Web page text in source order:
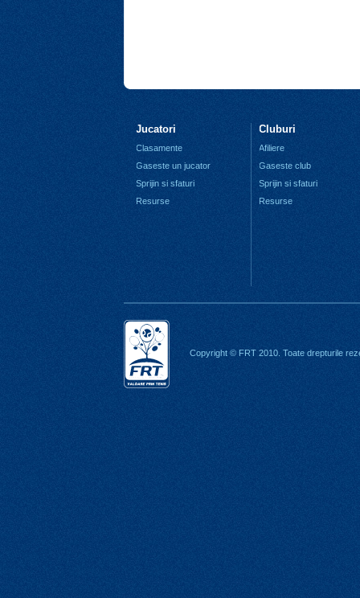
Jucatori
Clasamente
Gaseste un jucator
Sprijin si sfaturi
Resurse
Cluburi
Afiliere
Gaseste club
Sprijin si sfaturi
Resurse
Copyright © FRT 2010. Toate drepturile